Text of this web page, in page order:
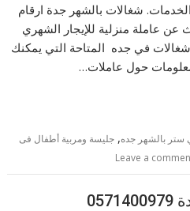
شغالات بالشهر جدة ارقام
عاملة منزلية للإيجار الشهري
في جده المتاحة التي يمكنك
معلومات حول عاملات…
ستر بالشهر جده,جليسة ومربية أطفال فى
Leave a